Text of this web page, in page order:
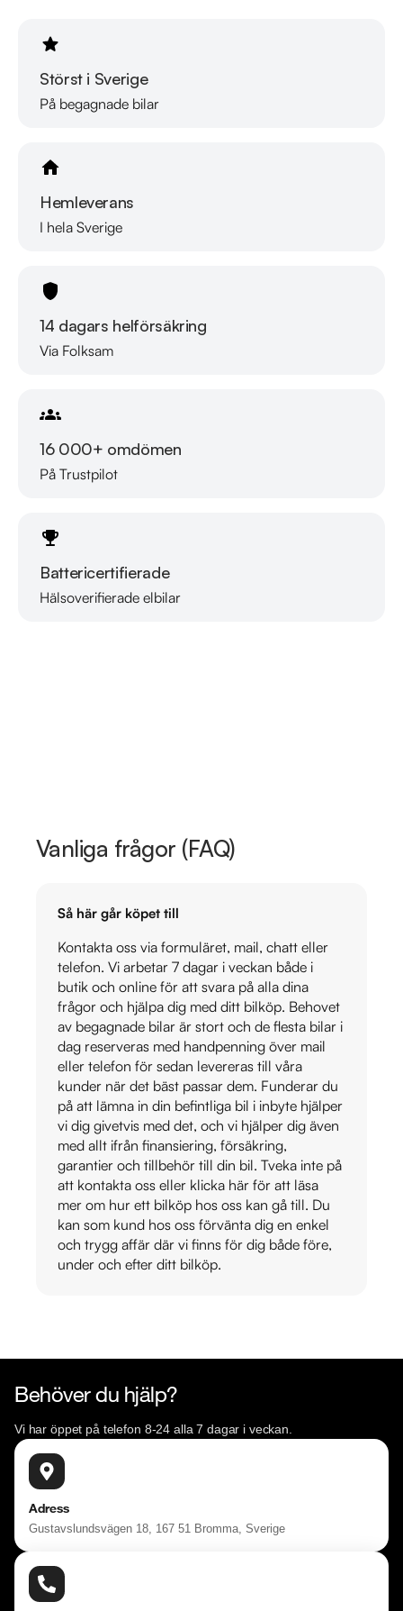
Störst i Sverige
På begagnade bilar
Hemleverans
I hela Sverige
14 dagars helförsäkring
Via Folksam
16 000+ omdömen
På Trustpilot
Battericertifierade
Hälsoverifierade elbilar
Läs mer om oss
Vanliga frågor (FAQ)
Så här går köpet till
Kontakta oss via formuläret, mail, chatt eller
telefon. Vi arbetar 7 dagar i veckan både i
butik och online för att svara på alla dina
frågor och hjälpa dig med ditt bilköp. Behovet
av begagnade bilar är stort och de flesta bilar i
dag reserveras med handpenning över mail
eller telefon för sedan levereras till våra
kunder när det bäst passar dem. Funderar du
på att lämna in din befintliga bil i inbyte hjälper
vi dig givetvis med det, och vi hjälper dig även
med allt ifrån finansiering, försäkring,
garantier och tillbehör till din bil. Tveka inte på
att kontakta oss eller klicka här för att läsa
mer om hur ett bilköp hos oss kan gå till. Du
kan som kund hos oss förvänta dig en enkel
och trygg affär där vi finns för dig både före,
under och efter ditt bilköp.
Måndag - Söndag: 08:00 - 24:00
Besökstider i butik:
Söndag: 10:00 - 16:00
Behöver du hjälp?
Vi har öppet på telefon 8-24 alla 7 dagar i veckan.
Adress
Gustavslundsvägen 18, 167 51 Bromma, Sverige